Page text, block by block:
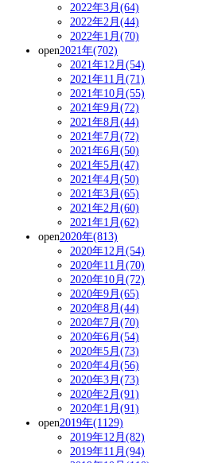
2022年3月(64)
2022年2月(44)
2022年1月(70)
open2021年(702)
2021年12月(54)
2021年11月(71)
2021年10月(55)
2021年9月(72)
2021年8月(44)
2021年7月(72)
2021年6月(50)
2021年5月(47)
2021年4月(50)
2021年3月(65)
2021年2月(60)
2021年1月(62)
open2020年(813)
2020年12月(54)
2020年11月(70)
2020年10月(72)
2020年9月(65)
2020年8月(44)
2020年7月(70)
2020年6月(54)
2020年5月(73)
2020年4月(56)
2020年3月(73)
2020年2月(91)
2020年1月(91)
open2019年(1129)
2019年12月(82)
2019年11月(94)